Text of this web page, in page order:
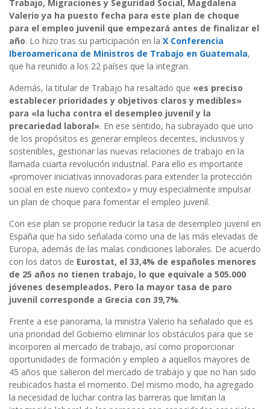
Trabajo, Migraciones y Seguridad Social, Magdalena
Valerio ya ha puesto fecha para este plan de choque
para el empleo juvenil que empezará antes de finalizar el
año. Lo hizo tras su participación en la X Conferencia
Iberoamericana de Ministros de Trabajo en Guatemala,
que ha reunido a los 22 países que la integran.
Además, la titular de Trabajo ha resaltado que «es preciso
establecer prioridades y objetivos claros y medibles»
para «la lucha contra el desempleo juvenil y la
precariedad laboral». En ese sentido, ha subrayado que uno
de los propósitos es generar empleos decentes, inclusivos y
sostenibles, gestionar las nuevas relaciones de trabajo en la
llamada cuarta revolución industrial. Para ello es importante
«promover iniciativas innovadoras para extender la protección
social en este nuevo contexto» y muy especialmente impulsar
un plan de choque para fomentar el empleo juvenil.
Con ese plan se propone reducir la tasa de desempleo juvenil en
España que ha sido señalada como una de las más elevadas de
Europa, además de las malas condiciones laborales. De acuerdo
con los datos de Eurostat, el 33,4% de españoles menores
de 25 años no tienen trabajo, lo que equivale a 505.000
jóvenes desempleados. Pero la mayor tasa de paro
juvenil corresponde a Grecia con 39,7%.
Frente a ese panorama, la ministra Valerio ha señalado que es
una prioridad del Gobierno eliminar los obstáculos para que se
incorporen al mercado de trabajo, así como proporcionar
oportunidades de formación y empleo a aquellos mayores de
45 años que salieron del mercado de trabajo y que no han sido
reubicados hasta el momento. Del mismo modo, ha agregado
la necesidad de luchar contra las barreras que limitan la